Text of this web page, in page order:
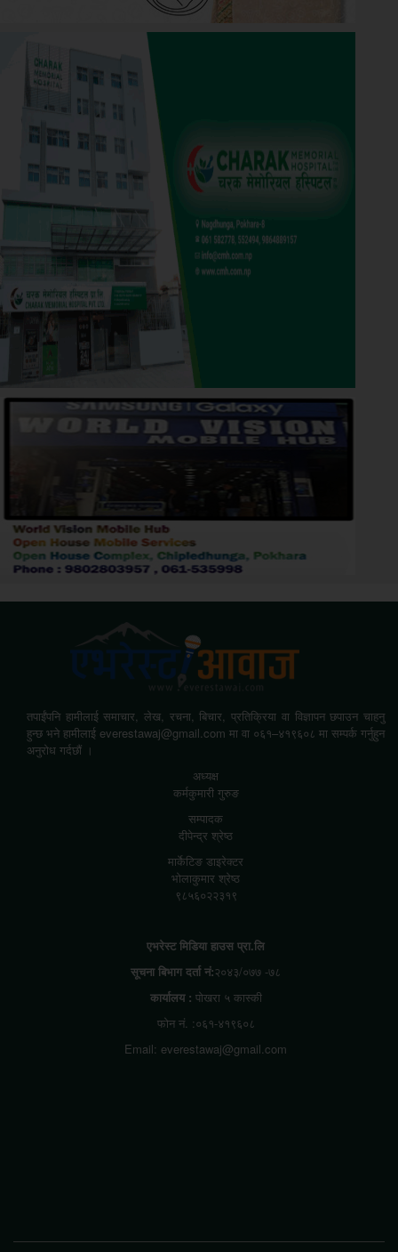
तपाईंपनि हामीलाई समाचार, लेख, रचना, बिचार, प्रतिक्रिया वा विज्ञापन छपाउन चाहनु
हुन्छ भने हामीलाई everestawaj@gmail.com मा वा ०६१–४१९६०८ मा सम्पर्क गर्नुहुन
अनुरोध गर्दछौं ।
अध्यक्ष
कर्मकुमारी गुरुङ
सम्पादक
दीपेन्द्र श्रेष्ठ
मार्केटिङ डाइरेक्टर
भोलाकुमार श्रेष्ठ
९८५६०२२३१९
एभरेस्ट मिडिया हाउस प्रा.लि
सूचना बिभाग दर्ता नं:२०४३/०७७ -७८
कार्यालय : पोखरा ५ कास्की
फोन नं. :०६१-४१९६०८
Email: everestawaj@gmail.com